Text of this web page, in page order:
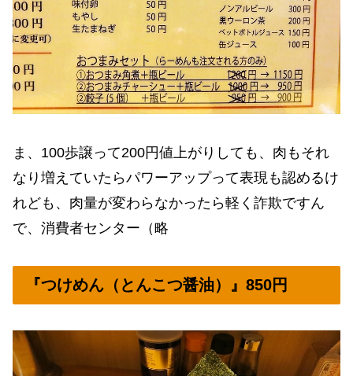
ま、100歩譲って200円値上がりしても、肉もそれ
なり増えていたらパワーアップって表現も認めるけ
れども、肉量が変わらなかったら軽く詐欺ですん
で、消費者センター（略
『つけめん（とんこつ醤油）』850円